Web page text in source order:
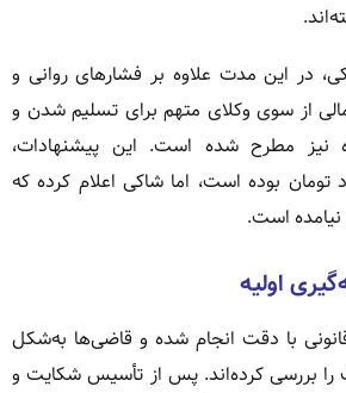
در این مدت علاوه بر فشارهای روانی و
از سوی وکلای متهم برای تسلیم شدن و
نیز مطرح شده است. این پیشنهادات،
تومان بوده است، اما شاکی اعلام کرده که
نیامده است.
اولیه
با دقت انجام شده و قاضی‌ها به‌شکل
را بررسی کرده‌اند. پس از تأسیس شکایت و